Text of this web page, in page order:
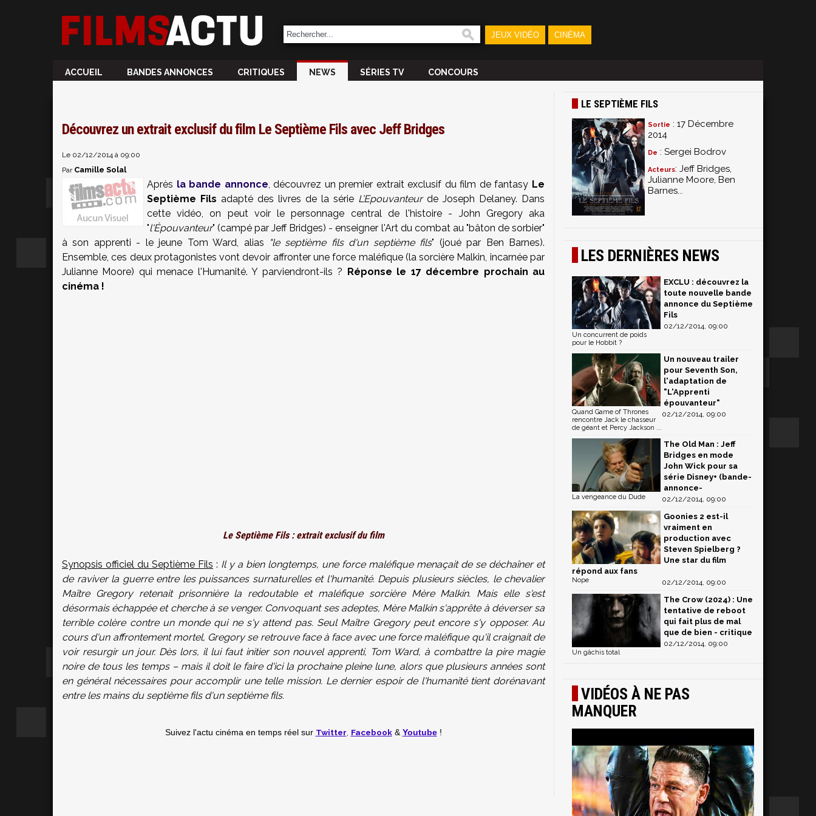
JEUX VIDÉO CINÉMA
ACCUEIL BANDES ANNONCES CRITIQUES NEWS SÉRIES TV CONCOURS
Découvrez un extrait exclusif du film Le Septième Fils avec Jeff Bridges
Le 02/12/2014 à 09:00
Par Camille Solal
Après la bande annonce, découvrez un premier extrait exclusif du film de fantasy Le
Septième Fils adapté des livres de la série L’Epouvanteurde Joseph Delaney. Dans
cette vidéo, on peut voir le personnage central de l'histoire - John Gregory aka
"l'Épouvanteur" (campé par Jeff Bridges) - enseigner l'Art du combat au "bâton de sorbier"
à son apprenti - le jeune Tom Ward, alias
"le septième fils d'un septième fils" (joué par Ben Barnes).
Ensemble, ces deux protagonistes vont devoir affronter une force maléfique (la sorcière Malkin, incarnée par
Julianne Moore) qui menace l'Humanité. Y parviendront-ils ? Réponse le 17 décembre prochain au
cinéma !
Le Septième Fils : extrait exclusif du film
Synopsis officiel du Septième Fils : Il y a bien longtemps, une force maléfique menaçait de se déchaîner et
de raviver la guerre entre les puissances surnaturelles et l'humanité. Depuis plusieurs siècles, le chevalier
Maître Gregory retenait prisonnière la redoutable et maléfique sorcière Mère Malkin. Mais elle s'est
désormais échappée et cherche à se venger. Convoquant ses adeptes, Mère Malkin s'apprête à déverser sa
terrible colère contre un monde qui ne s'y attend pas. Seul Maître Gregory peut encore s'y opposer. Au
cours d'un affrontement mortel, Gregory se retrouve face à face avec une force maléfique qu'il craignait de
voir resurgir un jour. Dès lors, il lui faut initier son nouvel apprenti, Tom Ward, à combattre la pire magie
noire de tous les temps – mais il doit le faire d'ici la prochaine pleine lune, alors que plusieurs années sont
en général nécessaires pour accomplir une telle mission. Le dernier espoir de l'humanité tient dorénavant
entre les mains du septième fils d'un septième fils.
Suivez l'actu cinéma en temps réel sur Twitter Facebook& Youtube!
LE SEPTIÈME FILS
Sortie : 17 Décembre
2014
De : Sergei Bodrov
Acteurs: Jeff Bridges,
Julianne Moore, Ben
Barnes...
LES DERNIÈRES NEWS
EXCLU : découvrez la
toute nouvelle bande
annonce du Septième
Fils
02/12/2014, 09:00
Un concurrent de poids
pour le Hobbit ?
Un nouveau trailer
pour Seventh Son,
l'adaptation de
"L'Apprenti
épouvanteur"
02/12/2014, 09:00
Quand Game of Thrones
rencontre Jack le chasseur
de géant et Percy Jackson ...
The Old Man : Jeff
Bridges en mode
John Wick pour sa
série Disney+ (bande-
annonce-
02/12/2014, 09:00
La vengeance du Dude
Goonies 2 est-il
vraiment en
production avec
Steven Spielberg ?
Une star du film
répond aux fans
02/12/2014, 09:00
Nope
The Crow (2024) : Une
tentative de reboot
qui fait plus de mal
que de bien - critique
02/12/2014, 09:00
Un gâchis total
VIDÉOS À NE PAS
MANQUER